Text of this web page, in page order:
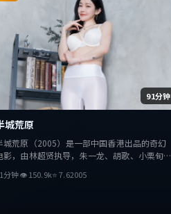
91分钟
城荒原
城荒原（2005）是一部中国香港出品的奇幻
影，由林超贤执导，朱一龙、胡歌、小栗旬等
抉择，节奏张弛有度，适合喜欢该类型的观众
分钟👁150.9k⭐7.62005